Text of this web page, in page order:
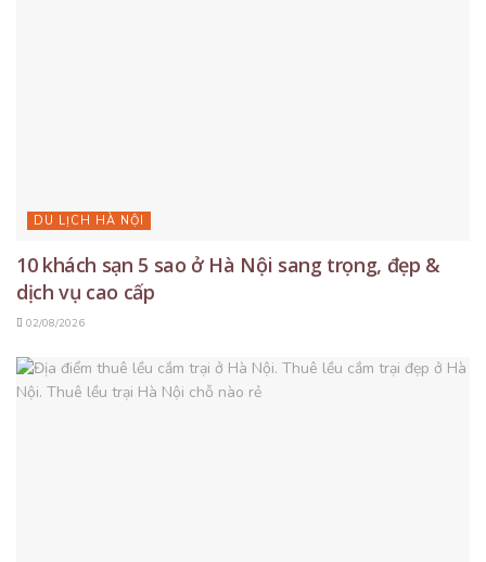
DU LỊCH HÀ NỘI
10 khách sạn 5 sao ở Hà Nội sang trọng, đẹp &
dịch vụ cao cấp
02/08/2026